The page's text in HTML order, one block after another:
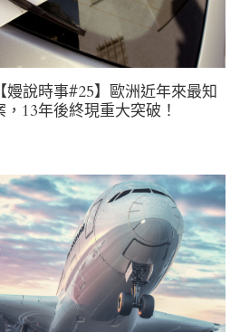
嫚說時事#25】歐洲近年來最知
13年後終現重大突破！